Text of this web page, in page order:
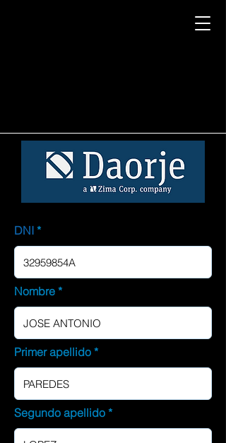
DNI
Nombre
Primer apellido
Segundo apellido